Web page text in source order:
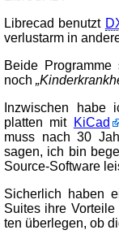
Libre­cad be­nutzt
ver­lust­arm in
Beide
noch
In­zwi­schen ha­be
plat­ten mit KiCad
muss nach 30
sa­gen, ich bin
Source-Soft­ware
Si­cher­lich ha­ben
Suites ih­re
ten über­le­gen, ob